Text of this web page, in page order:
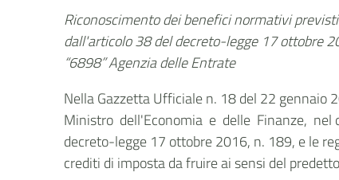
Riconoscimento dei benefici normativi
dall'articolo 38 del decreto-legge 17 ottobre
“6898” Agenzia delle Entrate
Nella Gazzetta Ufficiale n. 18 del 22
Ministro dell'Economia e delle Finanze, nel
decreto-legge 17 ottobre 2016, n. 189, e le
crediti di imposta da fruire ai sensi del